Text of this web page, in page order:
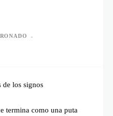
-
termina como una puta